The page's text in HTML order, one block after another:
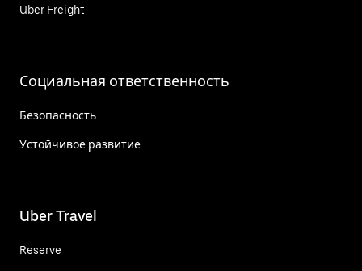
Uber Freight
Социальная ответственность
Безопасность
Устойчивое развитие
Uber Travel
Reserve